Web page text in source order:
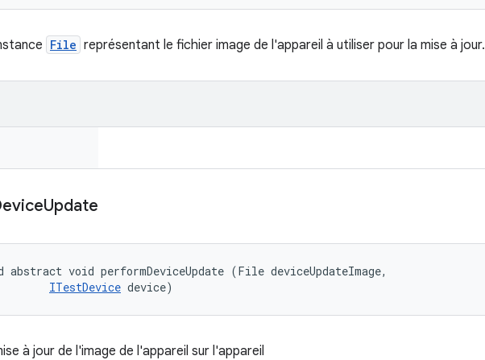
File représentant le fichier image de l'appareil à utiliser pour la mise à jour.
Update
abstract void performDeviceUpdate (File deviceUpdateImage,
ITestDevice device)
à jour de l'image de l'appareil sur l'appareil